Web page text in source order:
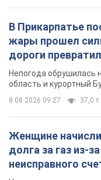
В Прикарпатье
жары прошел
дороги
Непогода обрушилась
область и курортный
8.08.2026 09:27 37,0 т.
Женщине
долга за газ из-
неисправного